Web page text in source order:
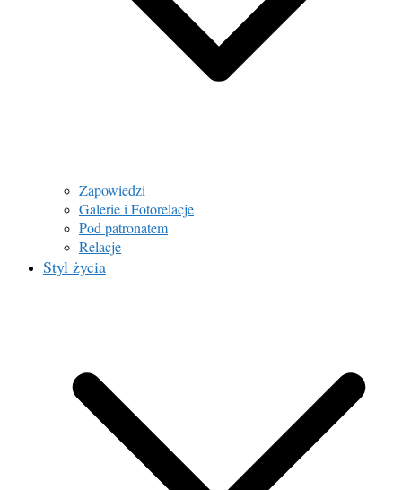
Zapowiedzi
Galerie i Fotorelacje
Pod patronatem
Relacje
Styl życia